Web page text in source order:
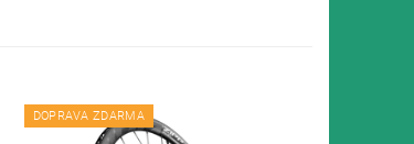
DOPRAVA ZDARMA